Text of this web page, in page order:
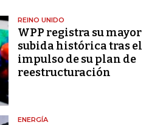
REINO UNIDO
WPP registra su mayor
subida histórica tras el
impulso de su plan de
reestructuración
ENERGÍA